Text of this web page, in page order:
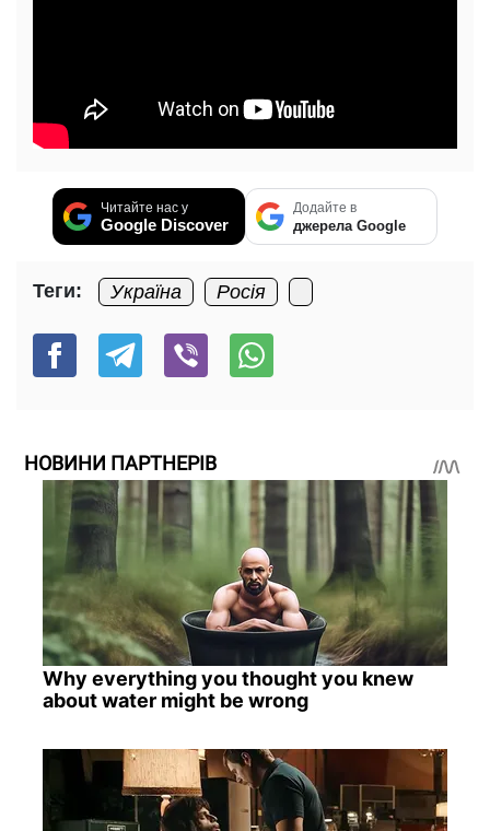
Читайте нас у
Google Discover
Додайте в
джерела Google
Теги: Україна Росія
НОВИНИ ПАРТНЕРІВ
Why everything you thought you knew
about water might be wrong